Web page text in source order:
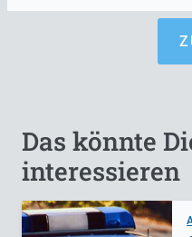
Das könnte
interessieren